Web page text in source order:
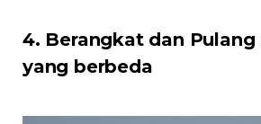
4. Berangkat dan
yang berbeda